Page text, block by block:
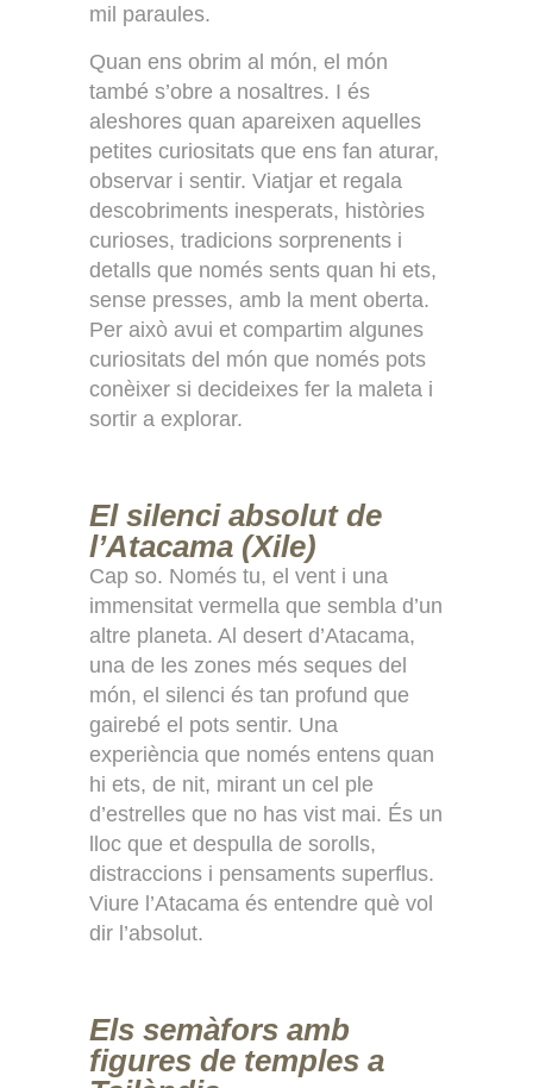
mil paraules.
Quan ens obrim al món, el món
també s’obre a nosaltres. I és
aleshores quan apareixen aquelles
petites curiositats que ens fan aturar,
observar i sentir. Viatjar et regala
descobriments inesperats, històries
curioses, tradicions sorprenents i
detalls que només sents quan hi ets,
sense presses, amb la ment oberta.
Per això avui et compartim algunes
curiositats del món que només pots
conèixer si decideixes fer la maleta i
sortir a explorar.
El silenci absolut de
l’Atacama (Xile)
Cap so. Només tu, el vent i una
immensitat vermella que sembla d’un
altre planeta. Al desert d’Atacama,
una de les zones més seques del
món, el silenci és tan profund que
gairebé el pots sentir. Una
experiència que només entens quan
hi ets, de nit, mirant un cel ple
d’estrelles que no has vist mai. És un
lloc que et despulla de sorolls,
distraccions i pensaments superflus.
Viure l’Atacama és entendre què vol
dir l’absolut.
Els semàfors amb
figures de temples a